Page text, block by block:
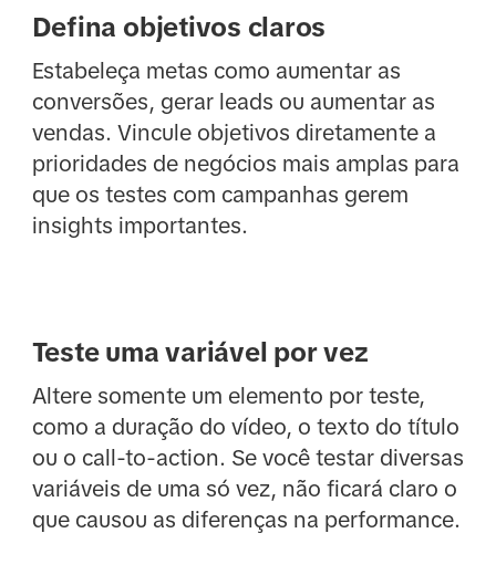
Defina objetivos claros
Estabeleça metas como aumentar as
conversões, gerar leads ou aumentar as
vendas. Vincule objetivos diretamente a
prioridades de negócios mais amplas para
que os testes com campanhas gerem
insights importantes.
Teste uma variável por vez
Altere somente um elemento por teste,
como a duração do vídeo, o texto do título
ou o call-to-action. Se você testar diversas
variáveis de uma só vez, não ficará claro o
que causou as diferenças na performance.